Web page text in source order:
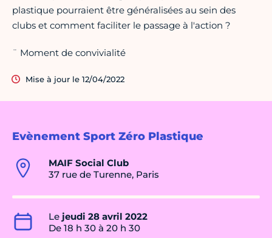
Evènement Sport Zéro Plastique
MAIF Social Club
37 rue de Turenne, Paris
Le jeudi 28 avril 2022
De 18 h 30 à 20 h 30
plastique pourraient être généralisées au sein des
clubs et comment faciliter le passage à l'action ?
¨ Moment de convivialité
Mise à jour le 12/04/2022